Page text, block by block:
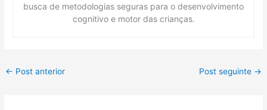
busca de metodologias seguras para o desenvolvimento
cognitivo e motor das crianças.
← Post anterior Post seguinte →